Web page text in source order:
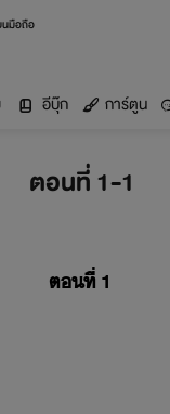
มือถือ
อีบุ๊ก การ์ตูน
ตอนที่ 1-1
ตที่​ ​1